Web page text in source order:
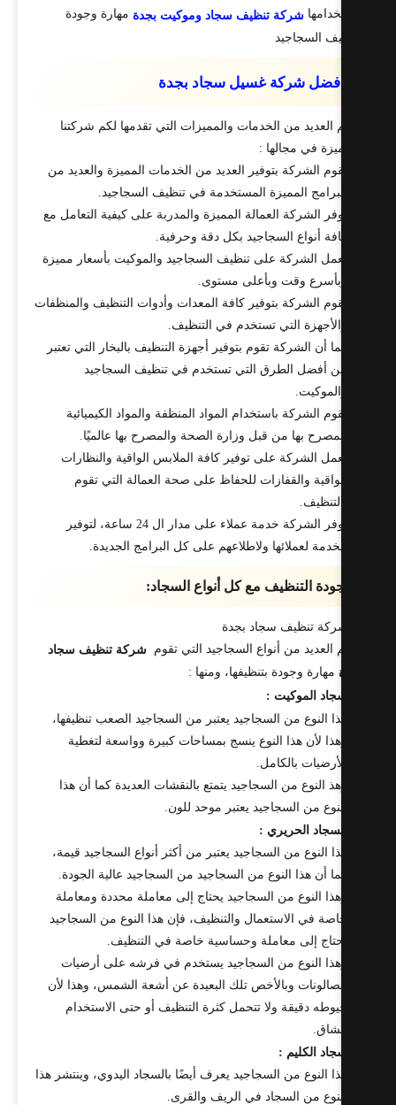
شركة تنظيف سجاد وموكيت بجدة مهارة وجودة
السجاجيد
شركة غسيل سجاد بجدة
العديد من الخدمات والمميزات التي تقدمها لكم شركتنا
في مجالها :
الشركة بتوفير العديد من الخدمات المميزة والعديد من
المميزة المستخدمة في تنظيف السجاجيد.
الشركة العمالة المميزة والمدربة على كيفية التعامل مع
أنواع السجاجيد بكل دقة وحرفية.
الشركة على تنظيف السجاجيد والموكيت بأسعار مميزة
وقت وبأعلى مستوى.
الشركة بتوفير كافة المعدات وأدوات التنظيف والمنظفات
التي تستخدم في التنظيف.
أن الشركة تقوم بتوفير أجهزة التنظيف بالبخار التي تعتبر
أفضل الطرق التي تستخدم في تنظيف السجاجيد
الشركة باستخدام المواد المنظفة والمواد الكيميائية
بها من قبل وزارة الصحة والمصرح بها عالميًا.
الشركة على توفير كافة الملابس الواقية والنظارات
والقفازات للحفاظ على صحة العمالة التي تقوم
توفر الشركة خدمة عملاء على مدار ال 24 ساعة، لتوفير
لعملائها ولاطلاعهم على كل البرامج الجديدة.
التنظيف مع كل أنواع السجاد:
العديد من أنواع السجاجيد التي تقوم شركة تنظيف سجاد
مهارة وجودة بتنظيفها، ومنها :
الموكيت :
النوع من السجاجيد يعتبر من السجاجيد الصعب تنظيفها،
لأن هذا النوع ينسج بمساحات كبيرة وواسعة لتغطية
بالكامل.
النوع من السجاجيد يتمتع بالنقشات العديدة كما أن هذا
من السجاجيد يعتبر موحد للون.
الحريري :
النوع من السجاجيد يعتبر من أكثر أنواع السجاجيد قيمة،
أن هذا النوع من السجاجيد من السجاجيد عالية الجودة.
النوع من السجاجيد يحتاج إلى معاملة محددة ومعاملة
في الاستعمال والتنظيف، فإن هذا النوع من السجاجيد
إلى معاملة وحساسية خاصة في التنظيف.
النوع من السجاجيد يستخدم في فرشه على أرضيات
وبالأخص تلك البعيدة عن أشعة الشمس، وهذا لأن
دقيقة ولا تتحمل كثرة التنظيف أو حتى الاستخدام
الكليم :
النوع من السجاجيد يعرف أيضًا بالسجاد اليدوي، وينتشر هذا
من السجاد في الريف والقرى.